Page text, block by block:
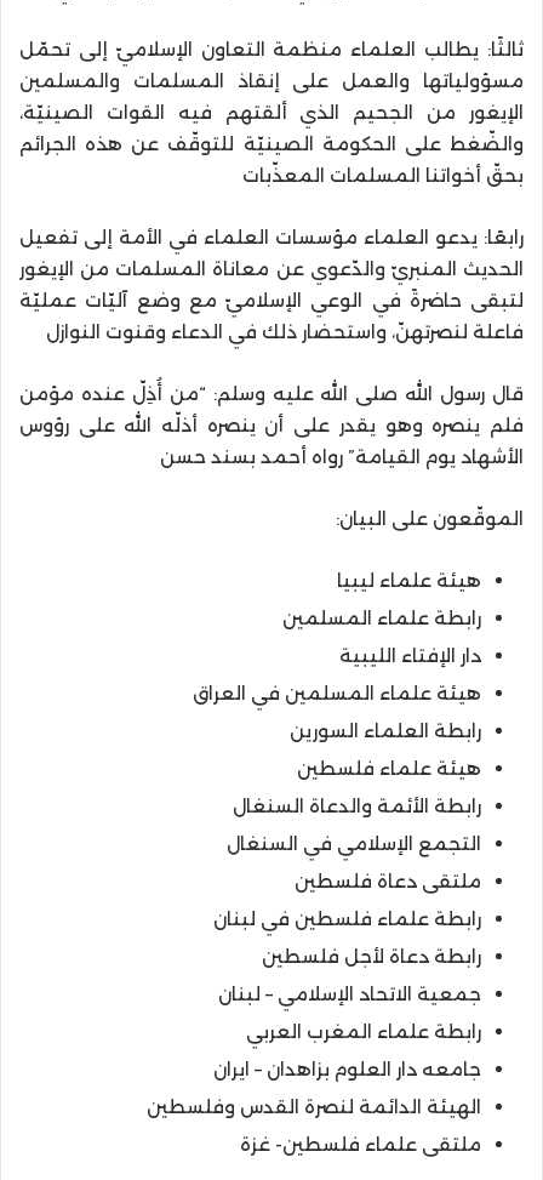
ثالثًا: يطالب العلماء منظمة التعاون الإسلاميّ إلى تحمّل
مسؤولياتها والعمل على إنقاذ المسلمات والمسلمين
الإيغور من الجحيم الذي ألقتهم فيه القوات الصينيّة،
والضّغط على الحكومة الصينيّة للتوقّف عن هذه الجرائم
بحقّ أخواتنا المسلمات المعذّبات
رابعًا: يدعو العلماء مؤسسات العلماء في الأمة إلى تفعيل
الحديث المنبريّ والدّعوي عن معاناة المسلمات من الإيغور
لتبقى حاضرةً في الوعي الإسلاميّ مع وضع آليّات عمليّة
فاعلة لنصرتهنّ، واستحضار ذلك في الدعاء وقنوت النوازل
قال رسول الله صلى الله عليه وسلم: “من أُذِلّ عنده مؤمن
فلم ينصره وهو يقدر على أن ينصره أذلّه الله على رؤوس
الأشهاد يوم القيامة” رواه أحمد بسند حسن
الموقّعون على البيان:
هيئة علماء ليبيا
رابطة علماء المسلمين
دار الإفتاء الليبية
هيئة علماء المسلمين في العراق
رابطة العلماء السورين
هيئة علماء فلسطين
رابطة الأئمة والدعاة السنغال
التجمع الإسلامي في السنغال
ملتقى دعاة فلسطين
رابطة علماء فلسطين في لبنان
رابطة دعاة لأجل فلسطين
جمعية الاتحاد الإسلامي – لبنان
رابطة علماء المغرب العربي
جامعه دار العلوم بزاهدان – ایران
الهيئة الدائمة لنصرة القدس وفلسطين
ملتقى علماء فلسطين- غزة